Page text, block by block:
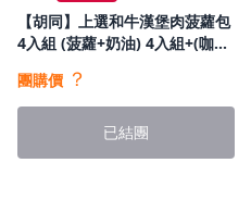
【胡同】上選和牛漢堡肉菠蘿包
4入組 (菠蘿+奶油) 4入組+(咖
選四顆
團購價 ？
已結團